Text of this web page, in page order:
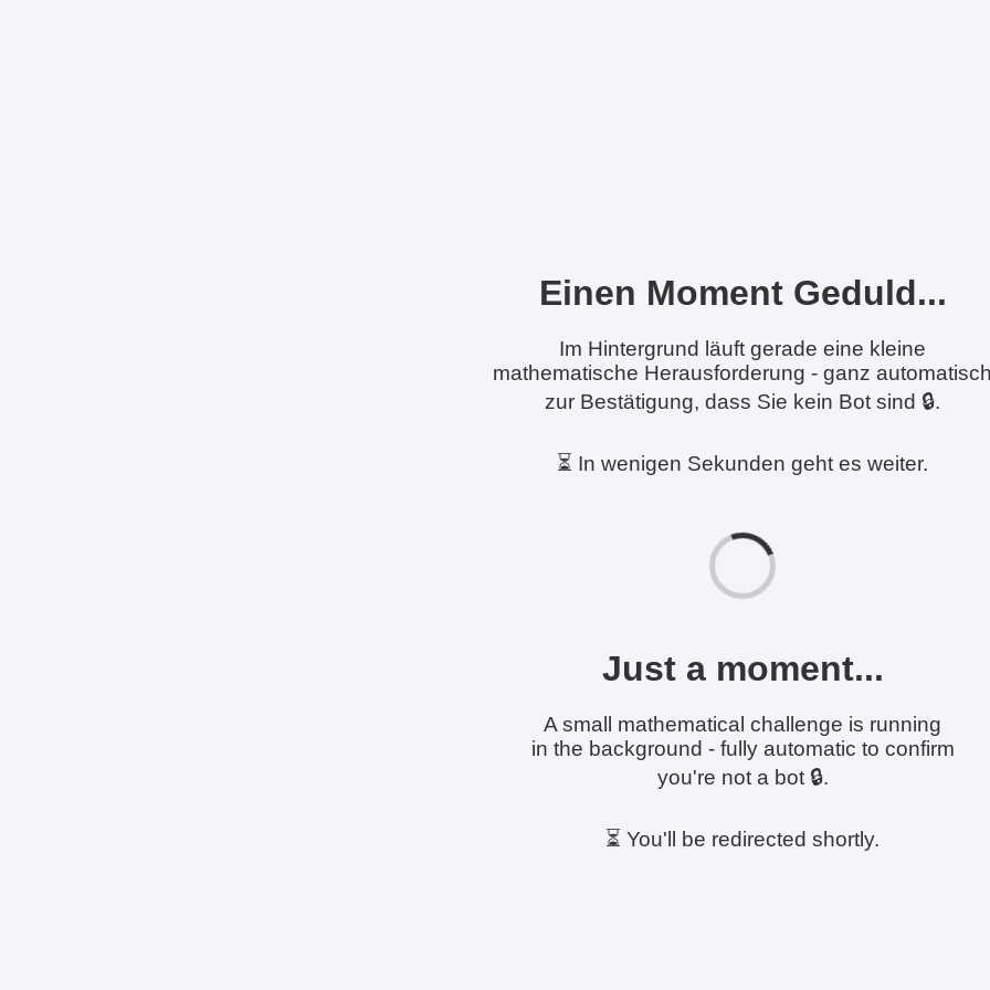
Einen Moment Geduld...
Im Hintergrund läuft gerade eine kleine
mathematische Herausforderung - ganz
zur Bestätigung, dass Sie kein Bot sind 🔒.
⏳ In wenigen Sekunden geht es weiter.
Just a moment...
A small mathematical challenge is running
in the background - fully automatic to confirm
you're not a bot 🔒.
⏳ You'll be redirected shortly.